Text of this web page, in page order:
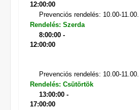
12:00:00
Prevenciós rendelés: 10.00-11.00.
Rendelés: Szerda
8:00:00 -
12:00:00
Prevenciós rendelés: 10.00-11.00.
Rendelés: Csütörtök
13:00:00 -
17:00:00